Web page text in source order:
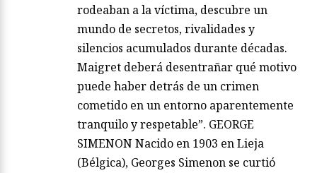
rodeaban a la víctima, descubre un
mundo de secretos, rivalidades y
silencios acumulados durante décadas.
Maigret deberá desentrañar qué motivo
puede haber detrás de un crimen
cometido en un entorno aparentemente
tranquilo y respetable”. GEORGE
SIMENON Nacido en 1903 en Lieja
(Bélgica), Georges Simenon se curtió